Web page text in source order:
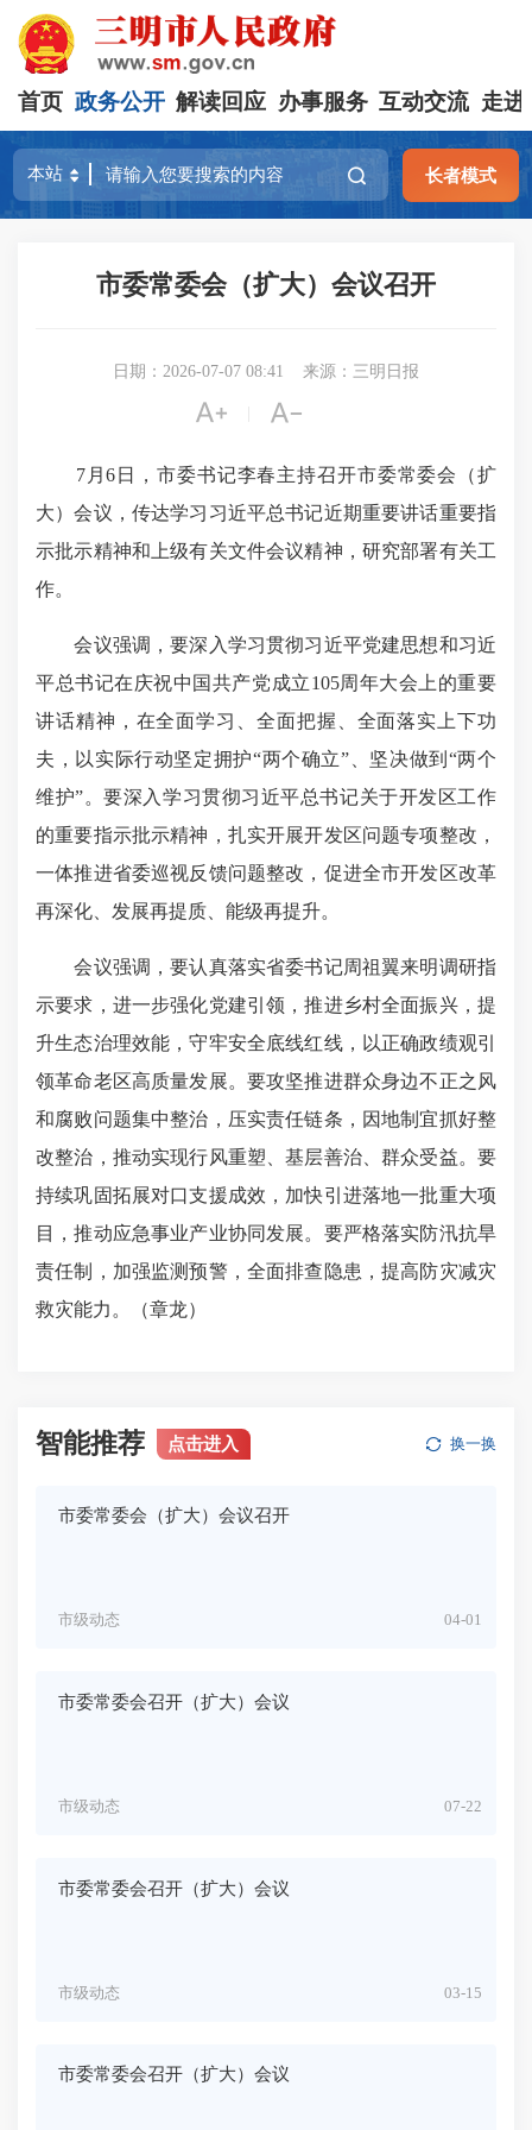
首页 政务公开 解读回应 办事服务 互动交流 走进
长者模式
市委常委会（扩大）会议召开
日期：2026-07-07 08:41 来源：三明日报
 
7月6日，市委书记李春主持召开市委常委会（扩
大）会议，传达学习习近平总书记近期重要讲话重要指
示批示精神和上级有关文件会议精神，研究部署有关工
作。
会议强调，要深入学习贯彻习近平党建思想和习近
平总书记在庆祝中国共产党成立105周年大会上的重要
讲话精神，在全面学习、全面把握、全面落实上下功
夫，以实际行动坚定拥护“两个确立”、坚决做到“两个
维护”。要深入学习贯彻习近平总书记关于开发区工作
的重要指示批示精神 ，扎实开展开发区问题专项整改，
一体推进省委巡视反馈问题整改，促进全市开发区改革
再深化、发展再提质、能级再提升。
会议强调，要认真落实省委书记周祖翼来明调研指
示要求，进一步强化党建引领，推进乡村全面振兴， 提
升生态治理效能 ，守牢安全底线红线，以正确政绩观引
领革命老区高质量发展。要攻坚推进群众身边不正之风
和腐败问题集中整治，压实责任链条，因地制宜抓好整
改整治，推动实现行风重塑、基层善治、群众受益。要
持续巩固拓展对口支援成效，加快引进落地一批重大项
目，推动应急事业产业协同发展。要严格落实防汛抗旱
责任制，加强监测预警，全面排查隐患，提高防灾减灾
救灾能力。（章龙）
智能推荐 点击进入 换一换
市委常委会（扩大）会议召开
04-01
市级动态
市委常委会召开（扩大）会议
07-22
市级动态
市委常委会召开（扩大）会议
03-15
市级动态
市委常委会召开（扩大）会议